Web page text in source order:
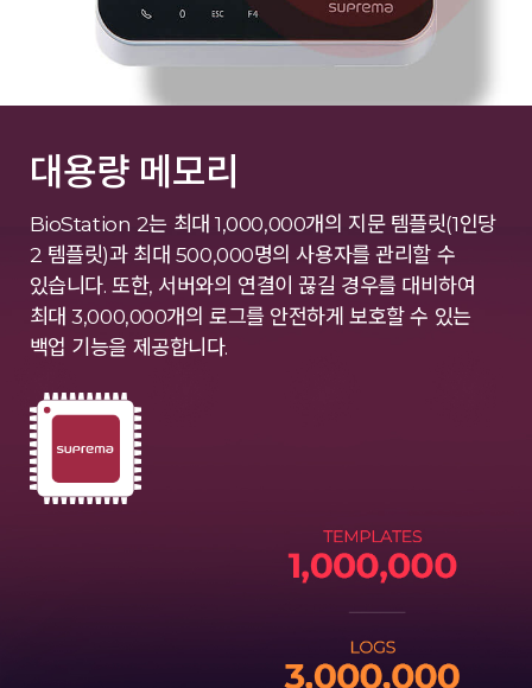
대용량 메모리
BioStation 2는 최대 1,000,000개의 지문 템플릿(1인당
2 템플릿)과 최대 500,000명의 사용자를 관리할 수
있습니다. 또한, 서버와의 연결이 끊길 경우를 대비하여
최대 3,000,000개의 로그를 안전하게 보호할 수 있는
백업 기능을 제공합니다.